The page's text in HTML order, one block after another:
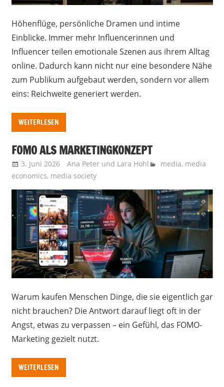
Höhenflüge, persönliche Dramen und intime
Einblicke. Immer mehr Influencerinnen und
Influencer teilen emotionale Szenen aus ihrem Alltag
online. Dadurch kann nicht nur eine besondere Nähe
zum Publikum aufgebaut werden, sondern vor allem
eins: Reichweite generiert werden.
WEITERLESEN
FOMO ALS MARKETINGKONZEPT
3. Juni 2026 Ana Peterund Lara Hohl media, media
economics, media society
Warum kaufen Menschen Dinge, die sie eigentlich gar
nicht brauchen? Die Antwort darauf liegt oft in der
Angst, etwas zu verpassen – ein Gefühl, das FOMO-
Marketing gezielt nutzt.
WEITERLESEN